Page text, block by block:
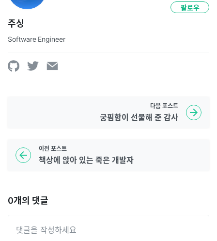
주싱
Software Engineer
팔로우
이전 포스트
책상에 앉아 있는 죽은 개발자
다음 포스트
궁핌함이 선물해 준 감사
0개의 댓글